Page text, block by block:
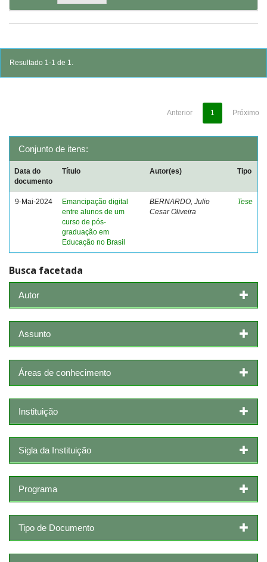
Resultado 1-1 de 1.
Anterior 1 Próximo
Conjunto de itens:
Data do
documento
Título Autor(es) Tipo
9-Mai-2024
Emancipação digital
entre alunos de um
curso de pós-
graduação em
Educação no Brasil
BERNARDO, Julio
Cesar Oliveira
Tese
Busca facetada
Autor
Assunto
Áreas de conhecimento
Instituição
Sigla da Instituição
Programa
Tipo de Documento